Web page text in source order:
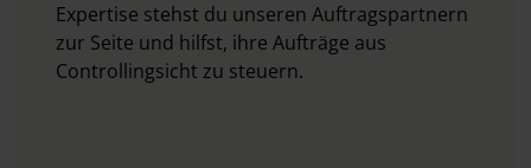
Expertise stehst du unseren Auftragspartnern
zur Seite und hilfst, ihre Aufträge aus
Controllingsicht zu steuern.